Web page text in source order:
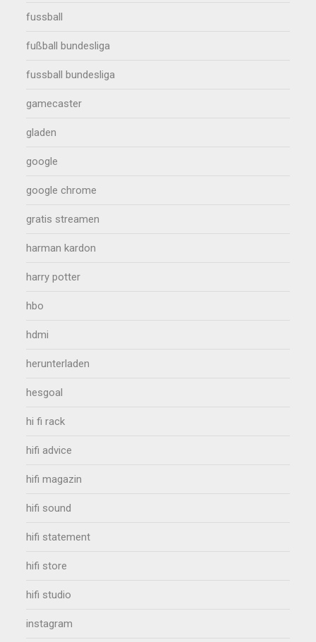
fussball
fußball bundesliga
fussball bundesliga
gamecaster
gladen
google
google chrome
gratis streamen
harman kardon
harry potter
hbo
hdmi
herunterladen
hesgoal
hi fi rack
hifi advice
hifi magazin
hifi sound
hifi statement
hifi store
hifi studio
instagram